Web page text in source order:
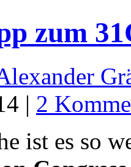
zum
| 2
ist es so